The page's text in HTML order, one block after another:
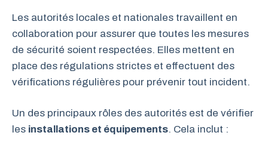
Les autorités locales et nationales travaillent en
collaboration pour assurer que toutes les mesures
de sécurité soient respectées. Elles mettent en
place des régulations strictes et effectuent des
vérifications régulières pour prévenir tout incident.
Un des principaux rôles des autorités est de vérifier
les installations et équipements. Cela inclut :